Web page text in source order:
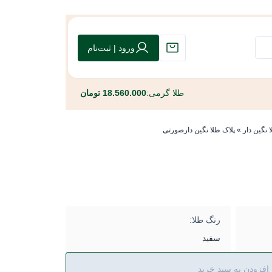
ورود | ثبت‌نام
طلا گرمی:18.560.000 تومان
نگین دار » پلاک طلا نگین دارصورتی
رنگ طلا:
سفید
افزودن به سبد خرید